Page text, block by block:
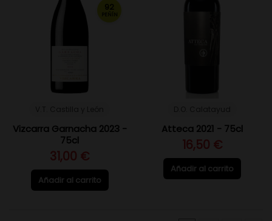
92
Vizcarra Garnacha 2023 -
75cl
31,00 €
Añadir al carrito
Atteca 2021 - 75cl
16,50 €
Añadir al carrito